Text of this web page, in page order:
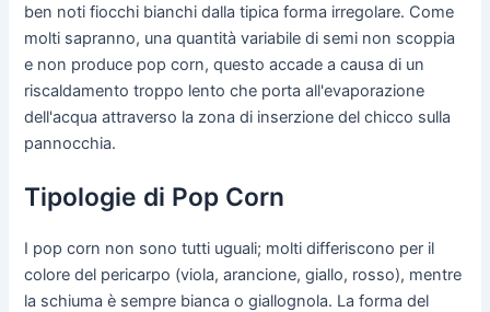
ben noti fiocchi bianchi dalla tipica forma irregolare. Come
molti sapranno, una quantità variabile di semi non scoppia
e non produce pop corn, questo accade a causa di un
riscaldamento troppo lento che porta all'evaporazione
dell'acqua attraverso la zona di inserzione del chicco sulla
pannocchia.
Tipologie di Pop Corn
I pop corn non sono tutti uguali; molti differiscono per il
colore del pericarpo (viola, arancione, giallo, rosso), mentre
la schiuma è sempre bianca o giallognola. La forma del